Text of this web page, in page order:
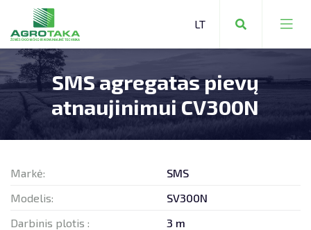
ŽEMĖS ŪKIO TECHNIKA
KOMUNALINĖ TECHNIKA
SMS agregatas pievų
atnaujinimui CV300N
Markė:
SMS
Modelis:
SV300N
Darbinis plotis :
3 m